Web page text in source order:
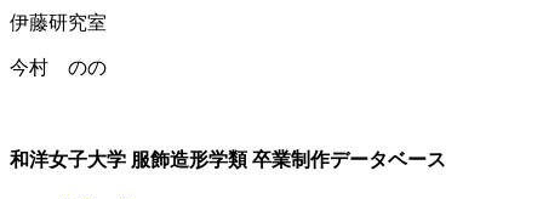
伊藤研究室
今村 のの
和洋女子大学 服飾造形学類 卒業制作データベース